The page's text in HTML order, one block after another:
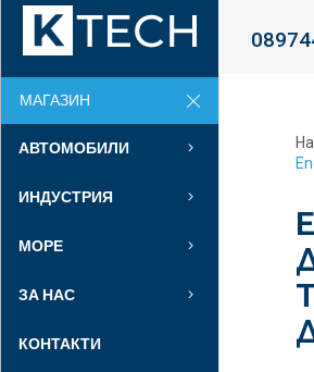
МАГАЗИН
АВТОМОБИЛИ
ИНДУСТРИЯ
МОРЕ
ЗА НАС
КОНТАКТИ